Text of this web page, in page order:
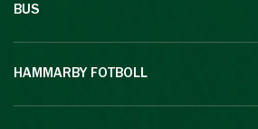
BUS
HAMMARBY FOTBOLL